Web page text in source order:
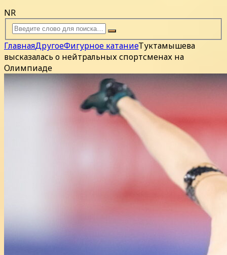
NR
ГлавнаяДругоеФигурное катаниеТуктамышева
высказалась о нейтральных спортсменах на
Олимпиаде